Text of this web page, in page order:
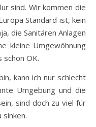
sind. Wir kommen die
Standard ist, kein
die Sanitären Anlagen
kleine Umgewöhnung
OK.
kann ich nur schlecht
Umgebung und die
sind doch zu viel für
sinken.